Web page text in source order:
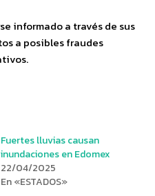
informado a través de sus
a posibles fraudes
Fuertes lluvias causan
inundaciones en Edomex
22/04/2025
En «ESTADOS»